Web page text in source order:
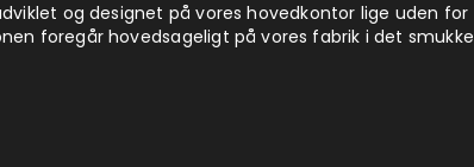
og designet på vores hovedkontor lige uden for
foregår hovedsageligt på vores fabrik i det smukke